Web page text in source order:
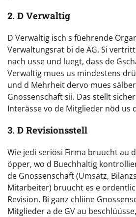
2. D Verwaltig
D Verwaltig isch s füehrende
Verwaltungsrat bi de AG. Si
nach usse und luegt, dass de
Verwaltig mues us mindestens
und d Mehrheit dervo mues
Gnossenschaft sii. Das stellt
Interässe vo de Mitglieder nöd us
3. D Revisionsstell
Wie jedi seriösi Firma bruucht au
öpper, wo d Buechhaltig
de Gnossenschaft (Umsatz,
Mitarbeiter) bruucht es e
Revision. Bi ganz chliine
Mitglieder a de GV au